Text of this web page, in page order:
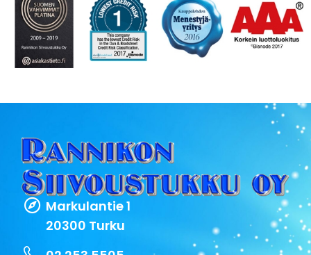
Markulantie 1
20300 Turku